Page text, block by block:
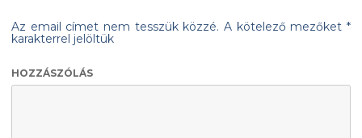
Az email címet nem tesszük közzé. A kötelező mezőket*
karakterrel jelöltük
HOZZÁSZÓLÁS